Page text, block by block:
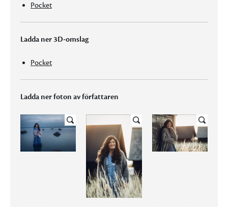
Pocket
Ladda ner 3D-omslag
Pocket
Ladda ner foton av författaren